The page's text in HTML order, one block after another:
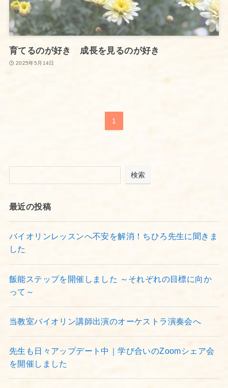
育てるのが好き 成長を見るのが好き
2025年5月14日
1
検索
最近の投稿
バイオリンレッスンへ不安を解消！ちひろ先生に聞きま
した
飯能ステップを開催しました ～それぞれの目標に向か
って～
当教室バイオリン講師出演のオーケストラ演奏会へ
先生も日々アップデート中｜学び合いのZoomシェア会
を開催しました